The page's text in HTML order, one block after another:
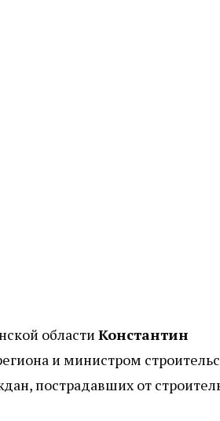
области Константин
и министром
пострадавших от